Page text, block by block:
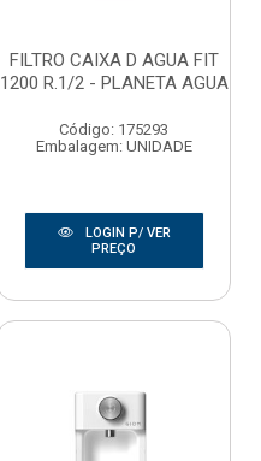
FILTRO CAIXA D AGUA FIT
1200 R.1/2 - PLANETA AGUA
Código: 175293
Embalagem: UNIDADE
LOGIN P/ VER
PREÇO